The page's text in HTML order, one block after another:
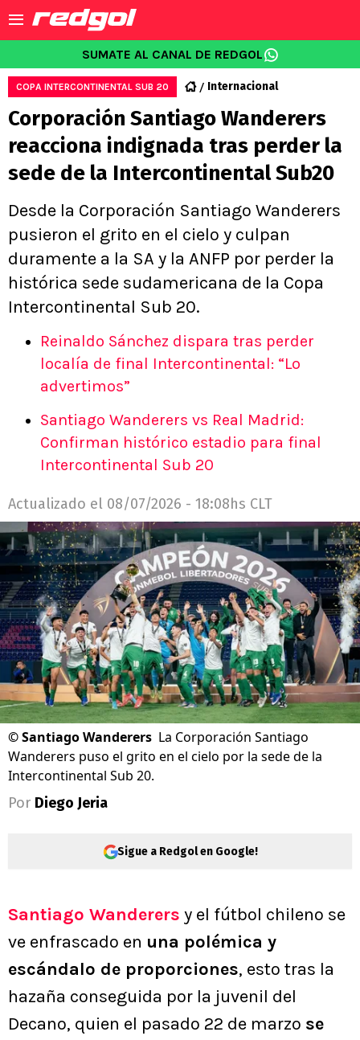
SUMATE AL CANAL DE REDGOL
COPA INTERCONTINENTAL SUB 20 Internacional
Corporación Santiago Wanderers
reacciona indignada tras perder la
sede de la Intercontinental Sub20
Desde la Corporación Santiago Wanderers
pusieron el grito en el cielo y culpan
duramente a la SA y la ANFP por perder la
histórica sede sudamericana de la Copa
Intercontinental Sub 20.
Reinaldo Sánchez dispara tras perder
localía de final Intercontinental: “Lo
advertimos”
Santiago Wanderers vs Real Madrid:
Confirman histórico estadio para final
Intercontinental Sub 20
Actualizado el 08/07/2026 - 18:08hs CLT
©Santiago Wanderers La Corporación Santiago
Wanderers puso el grito en el cielo por la sede de la
Intercontinental Sub 20.
Por Diego Jeria
Sigue a Redgol en Google!
Santiago Wanderers y el fútbol chileno se
ve enfrascado en una polémica y
escándalo de proporciones, esto tras la
hazaña conseguida por la juvenil del
Decano, quien el pasado 22 de marzo se